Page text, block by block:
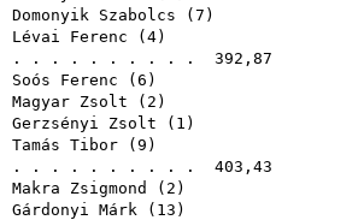
Domonyik Szabolcs ( 7 )
Lévai Ferenc ( 4)
. . . . . . . . . . 392,87
Soós Ferenc ( 6 )
Magyar Zsolt ( 2 )
Gerzsényi Zsolt ( 1 )
Tamás Tibor ( 9 )
. . . . . . . . . . 403,43
Makra Zsigmond
( 2 )
Gárdonyi Márk ( 13 )